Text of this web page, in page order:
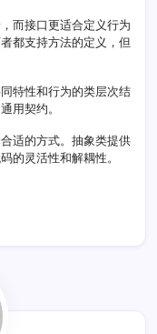
而接口更适合定义行为
都支持方法的定义，但
特性和行为的类层次结
用契约。
适的方式。抽象类提供
的灵活性和解耦性。